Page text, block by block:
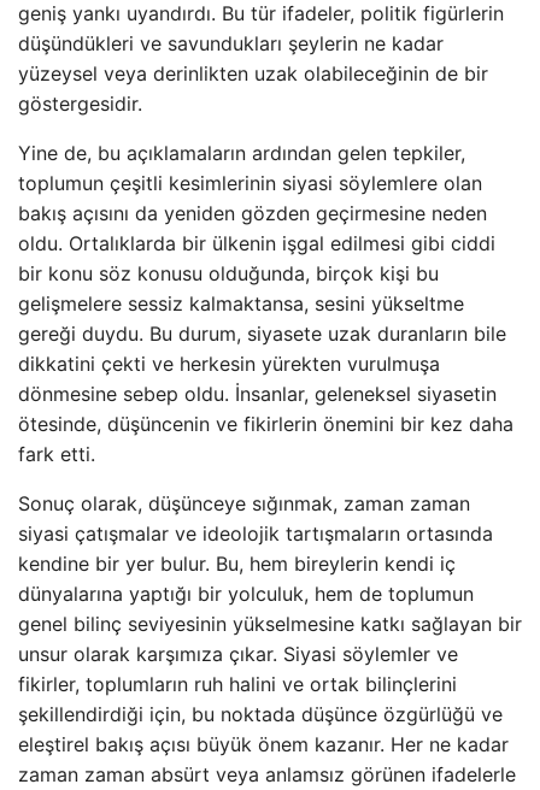
geniş yankı uyandırdı. Bu tür ifadeler, politik figürlerin
düşündükleri ve savundukları şeylerin ne kadar
yüzeysel veya derinlikten uzak olabileceğinin de bir
göstergesidir.
Yine de, bu açıklamaların ardından gelen tepkiler,
toplumun çeşitli kesimlerinin siyasi söylemlere olan
bakış açısını da yeniden gözden geçirmesine neden
oldu. Ortalıklarda bir ülkenin işgal edilmesi gibi ciddi
bir konu söz konusu olduğunda, birçok kişi bu
gelişmelere sessiz kalmaktansa, sesini yükseltme
gereği duydu. Bu durum, siyasete uzak duranların bile
dikkatini çekti ve herkesin yürekten vurulmuşa
dönmesine sebep oldu. İnsanlar, geleneksel siyasetin
ötesinde, düşüncenin ve fikirlerin önemini bir kez daha
fark etti.
Sonuç olarak, düşünceye sığınmak, zaman zaman
siyasi çatışmalar ve ideolojik tartışmaların ortasında
kendine bir yer bulur. Bu, hem bireylerin kendi iç
dünyalarına yaptığı bir yolculuk, hem de toplumun
genel bilinç seviyesinin yükselmesine katkı sağlayan bir
unsur olarak karşımıza çıkar. Siyasi söylemler ve
fikirler, toplumların ruh halini ve ortak bilinçlerini
şekillendirdiği için, bu noktada düşünce özgürlüğü ve
eleştirel bakış açısı büyük önem kazanır. Her ne kadar
zaman zaman absürt veya anlamsız görünen ifadelerle